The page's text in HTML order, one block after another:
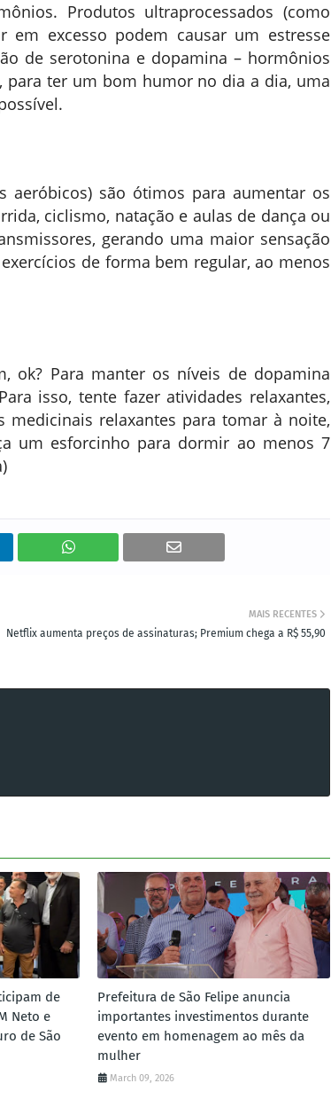
Produtos ultraprocessados (como
em excesso podem causar um estresse
de serotonina e dopamina – hormônios
para ter um bom humor no dia a dia, uma
aeróbicos) são ótimos para aumentar os
ciclismo, natação e aulas de dança ou
gerando uma maior sensação
de forma bem regular, ao menos
ok? Para manter os níveis de dopamina
isso, tente fazer atividades relaxantes,
medicinais relaxantes para tomar à noite,
um esforcinho para dormir ao menos 7
MAIS RECENTES
Netflix aumenta preços de assinaturas; Premium chega a R$ 55,90
de
Neto e
de São
Prefeitura de São Felipe anuncia
importantes investimentos durante
evento em homenagem ao mês da
mulher
March 09, 2026